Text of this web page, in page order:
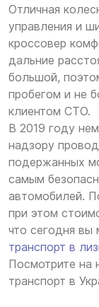
Отличная
управления и
кроссовер
дальние
большой,
пробегом и не
клиентом СТО.
В 2019 году
надзору
подержанных
самым
автомобилей.
при этом
что сегодня
транспорт в
Посмотрите на
транспорт в